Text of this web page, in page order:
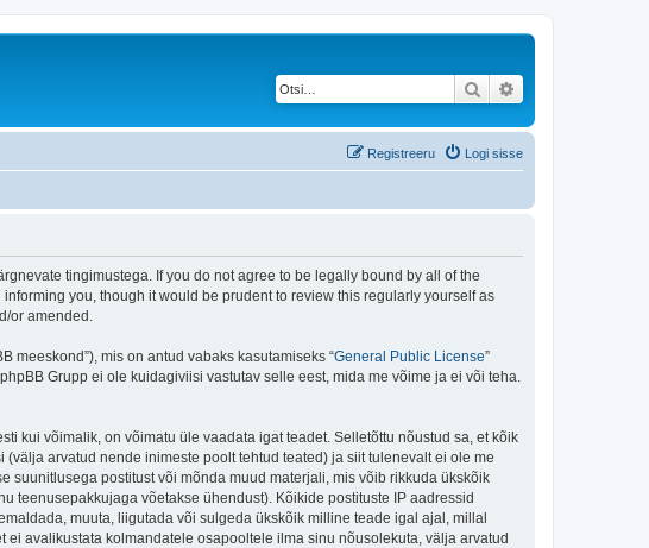
Otsi
Logi sisse
Registreeru
tingimustega. If you do not agree to be legally bound by all of the
you, though it would be prudent to review this regularly yourself as
or amended.
meeskond”), mis on antud vabaks kasutamiseks “General Public License”
Grupp ei ole kuidagiviisi vastutav selle eest, mida me võime ja ei või teha.
kui võimalik, on võimatu üle vaadata igat teadet. Selletõttu nõustud sa, et kõik
arvatud nende inimeste poolt tehtud teated) ja siit tulenevalt ei ole me
suunitlusega postitust või mõnda muud materjali, mis võib rikkuda ükskõik
teenusepakkujaga võetakse ühendust). Kõikide postituste IP aadressid
muuta, liigutada või sulgeda ükskõik milline teade igal ajal, millal
avalikustata kolmandatele osapooltele ilma sinu nõusolekuta, välja arvatud